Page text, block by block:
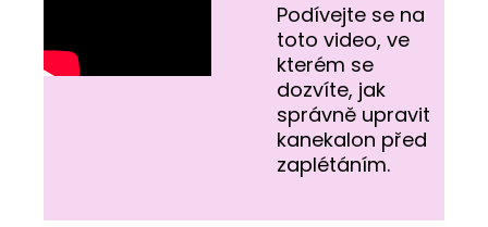
Podívejte se na
toto video, ve
kterém se
dozvíte, jak
správně upravit
kanekalon před
zaplétáním.